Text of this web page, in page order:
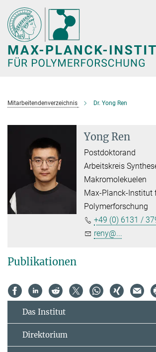
Hauptinhalt
Mitarbeitendenverzeichnis Dr. Yong Ren
Yong Ren
Postdoktorand
Arbeitskreis
Makromolekuelen
Max-Planck-Institut
Polymerforschung
+49 (0) 6131 /
reny@...
Publikationen
Das Institut
Direktorium